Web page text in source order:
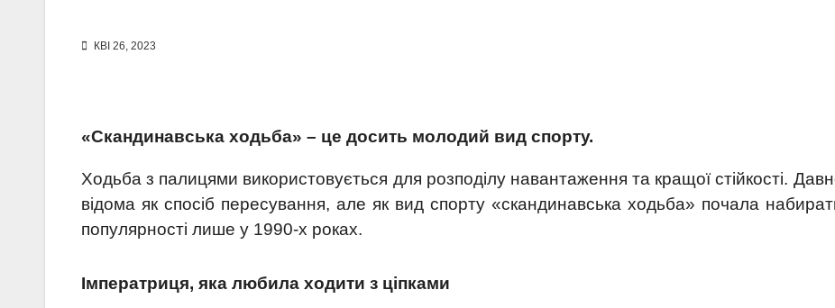
КВІ 26, 2023
«Скандинавська ходьба» – це досить молодий вид спорту.
Ходьба з палицями використовується для розподілу навантаження та кращої стійкості.
відома як спосіб пересування, але як вид спорту «скандинавська ходьба» почала
популярності лише у 1990-х роках.
Імператриця, яка любила ходити з ціпками